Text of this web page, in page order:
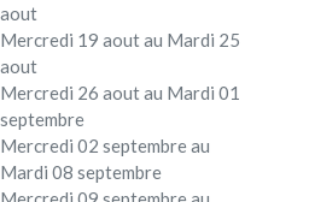
Mon compte
aout
Mercredi 19 aout au Mardi 25
aout
Mercredi 26 aout au Mardi 01
septembre
Mercredi 02 septembre au
Mardi 08 septembre